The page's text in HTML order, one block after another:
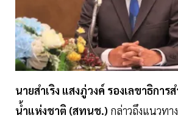
นายสำเริง แสงภู่วงค์ รองเลขาธิกา
น้ำแห่งชาติ (สทนช.) กล่าวถึงแนวทา